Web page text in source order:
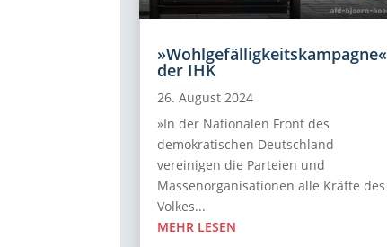
»Wohlgefälligkeitskampagne«
der IHK
26. August 2024
»In der Nationalen Front des
demokratischen Deutschland
vereinigen die Parteien und
Massenorganisationen alle Kräfte des
Volkes...
MEHR LESEN